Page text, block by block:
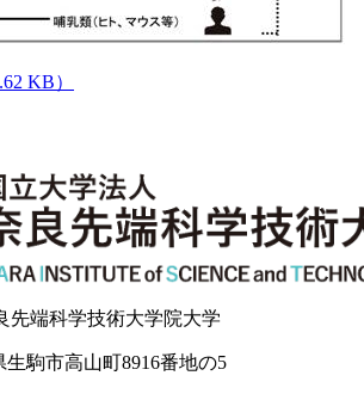
KB）
端科学技術大学院大学
駒市高山町8916番地の5